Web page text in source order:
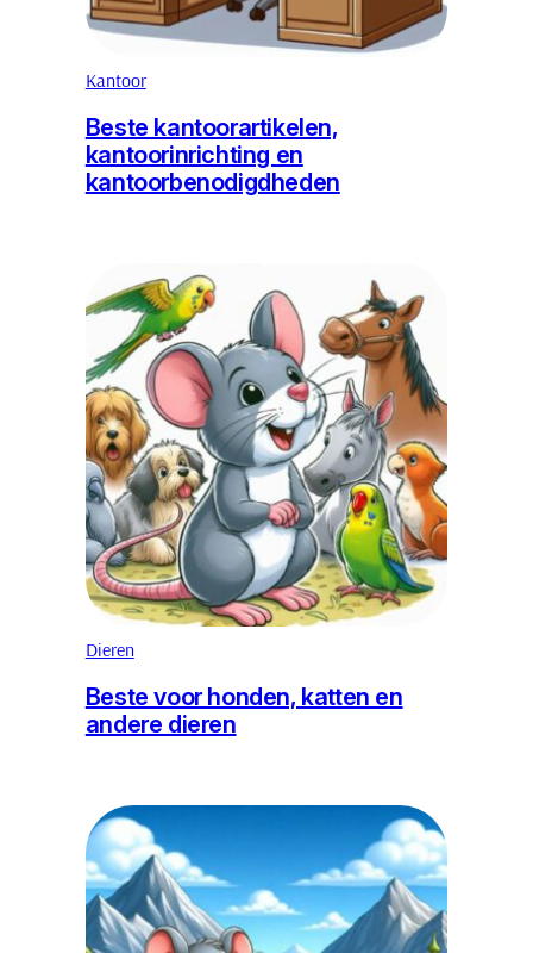
Kantoor
Beste kantoorartikelen,
kantoorinrichting en
kantoorbenodigdheden
Dieren
Beste voor honden, katten en
andere dieren